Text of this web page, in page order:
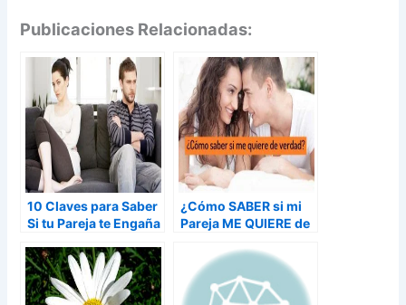
Publicaciones Relacionadas:
10 Claves para Saber
Si tu Pareja te Engaña
¿Cómo SABER si mi
Pareja ME QUIERE de